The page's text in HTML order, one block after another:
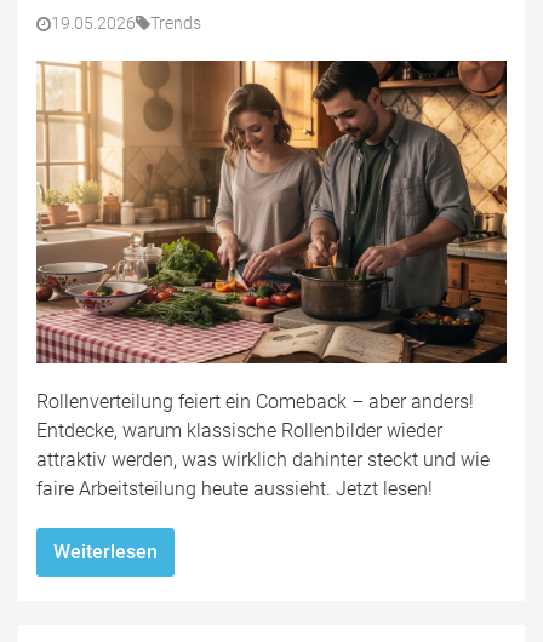
19.05.2026 Trends
Rollenverteilung feiert ein Comeback – aber anders!
Entdecke, warum klassische Rollenbilder wieder
attraktiv werden, was wirklich dahinter steckt und wie
faire Arbeitsteilung heute aussieht. Jetzt lesen!
Weiterlesen